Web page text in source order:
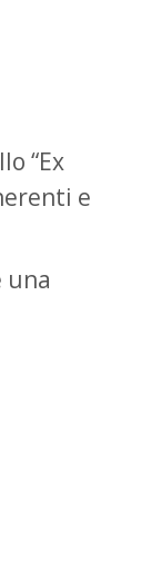
“Ex
e
una